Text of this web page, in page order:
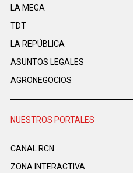
LA MEGA
TDT
LA REPÚBLICA
ASUNTOS LEGALES
AGRONEGOCIOS
NUESTROS PORTALES
CANAL RCN
ZONA INTERACTIVA